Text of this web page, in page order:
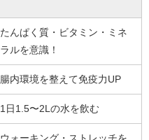
たんぱく質・ビタミン・ミネ
ラルを意識！
腸内環境を整えて免疫力UP
1日1.5〜2Lの水を飲む
ウォーキング・ストレッチを